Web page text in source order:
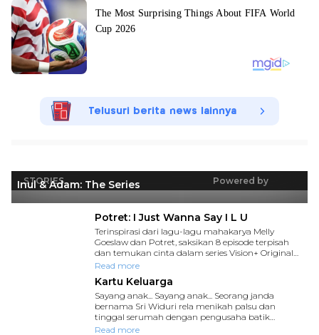
Telusuri berita news lainnya